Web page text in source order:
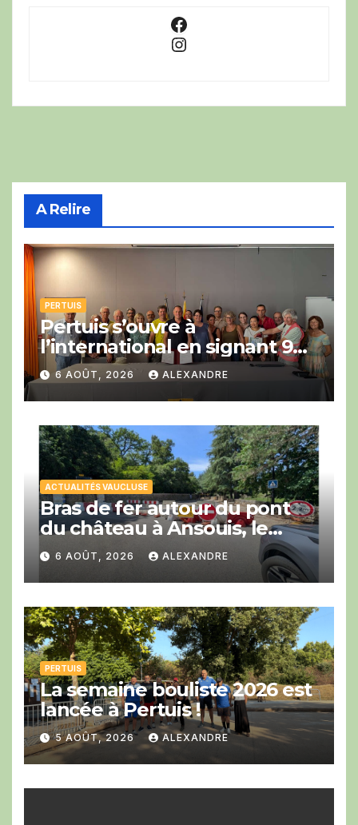
Facebook
Instagram
A Relire
PERTUIS
Pertuis s’ouvre à
l’international en signant 9
engagements en faveur du
développement du vélo avec
la COP Bike Ride.
6 AOÛT, 2026 ALEXANDRE
ACTUALITÉS VAUCLUSE
Bras de fer autour du pont
du château à Ansouis, le
Département prend l’affaire
en main
6 AOÛT, 2026 ALEXANDRE
PERTUIS
La semaine bouliste 2026 est
lancée à Pertuis !
5 AOÛT, 2026 ALEXANDRE